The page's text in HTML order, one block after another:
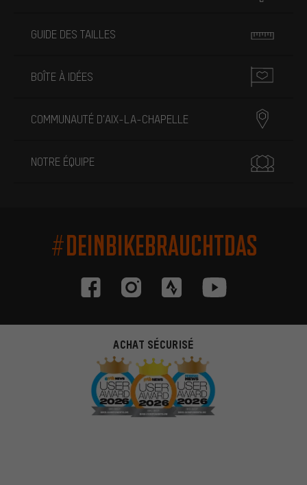
GUIDE DES TAILLES
BOÎTE À IDÉES
COMMUNAUTÉ D'AIX-LA-CHAPELLE
NOTRE ÉQUIPE
#DEINBIKEBRAUCHTDAS
ACHAT SÉCURISÉ